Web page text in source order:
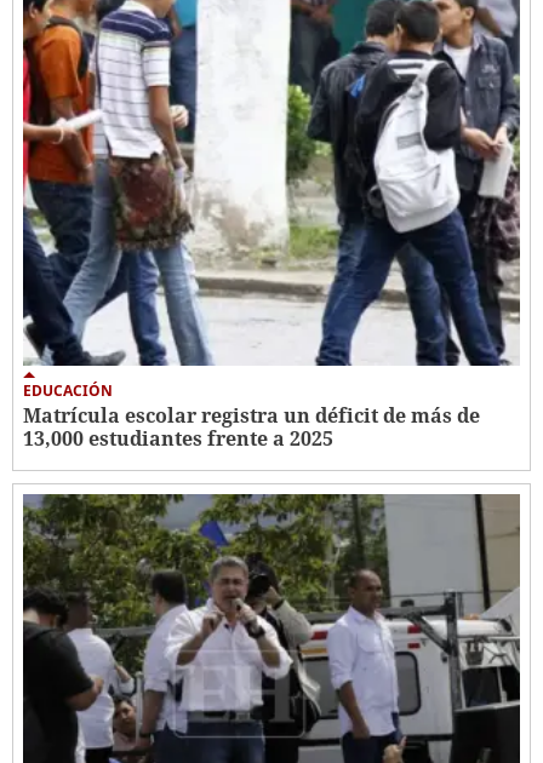
EDUCACIÓN
Matrícula escolar registra un déficit de más de
13,000 estudiantes frente a 2025